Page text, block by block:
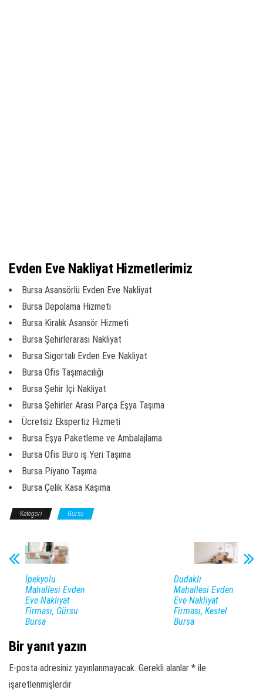
Evden Eve Nakliyat Hizmetlerimiz
Bursa Asansörlü Evden Eve Nakliyat
Bursa Depolama Hizmeti
Bursa Kiralık Asansör Hizmeti
Bursa Şehirlerarası Nakliyat
Bursa Sigortalı Evden Eve Nakliyat
Bursa Ofis Taşımacılığı
Bursa Şehir İçi Nakliyat
Bursa Şehirler Arası Parça Eşya Taşıma
Ücretsiz Ekspertiz Hizmeti
Bursa Eşya Paketleme ve Ambalajlama
Bursa Ofis Büro iş Yeri Taşıma
Bursa Piyano Taşıma
Bursa Çelik Kasa Kaşıma
Kategori Gürsu
İpekyolu
Mahallesi Evden
Eve Nakliyat
Firması, Gürsu
Bursa
Dudaklı
Mahallesi Evden
Eve Nakliyat
Firması, Kestel
Bursa
Bir yanıt yazın
E-posta adresiniz yayınlanmayacak. Gerekli alanlar * ile
işaretlenmişlerdir